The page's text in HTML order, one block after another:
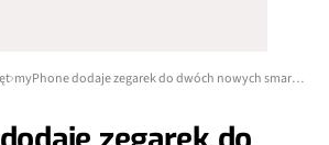
myPhone dodaje zegarek do dwóch nowych smartfonów z serii N23